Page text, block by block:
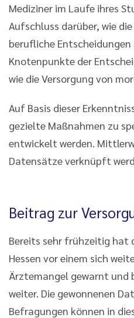
Mediziner im Laufe ihres
Aufschluss darüber, wie
berufliche Entscheidungen
Knotenpunkte der
wie die Versorgung von
Auf Basis dieser
gezielte Maßnahmen zu
entwickelt werden.
Datensätze verknüpft
Beitrag zur
Bereits sehr frühzeitig hat
Hessen vor einem sich
Ärztemangel gewarnt und
weiter. Die gewonnenen
Befragungen können in